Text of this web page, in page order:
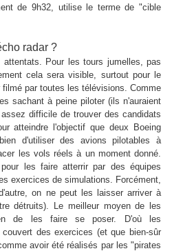
de 9h32, utilise le terme de "cible
radar ?
Pour les tours jumelles, pas
cela sera visible, surtout pour le
par toutes les télévisions. Comme
sachant à peine piloter (ils n'auraient
difficile de trouver des candidats
atteindre l'objectif que deux Boeing
d'utiliser des avions pilotables à
les vols réels à un moment donné.
les faire atterrir par des équipes
exercices de simulations. Forcément,
on ne peut les laisser arriver à
détruits). Le meilleur moyen de les
de les faire se poser. D'où les
des exercices (et que bien-sûr
avoir été réalisés par les "pirates